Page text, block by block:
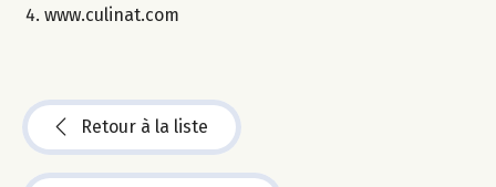
www.culinat.com
Retour à la liste